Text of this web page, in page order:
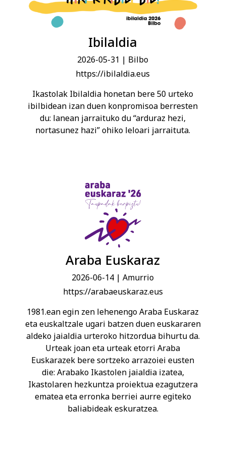
Ibilaldia
2026-05-31 | Bilbo
https://ibilaldia.eus
Ikastolak Ibilaldia honetan bere 50 urteko
ibilbidean izan duen konpromisoa berresten
du: lanean jarraituko du “arduraz hezi,
nortasunez hazi” ohiko leloari jarraituta.
Araba Euskaraz
2026-06-14 | Amurrio
https://arabaeuskaraz.eus
1981.ean egin zen lehenengo Araba Euskaraz
eta euskaltzale ugari batzen duen euskararen
aldeko jaialdia urteroko hitzordua bihurtu da.
Urteak joan eta urteak etorri Araba
Euskarazek bere sortzeko arrazoiei eusten
die: Arabako Ikastolen jaialdia izatea,
Ikastolaren hezkuntza proiektua ezagutzera
ematea eta erronka berriei aurre egiteko
baliabideak eskuratzea.